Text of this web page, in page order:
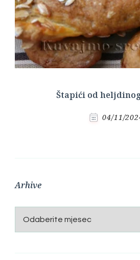
Štapići od
04/11/
Arhive
Arhive